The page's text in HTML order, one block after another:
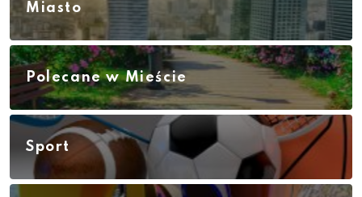
Miasto
Polecane w Mieście
Sport